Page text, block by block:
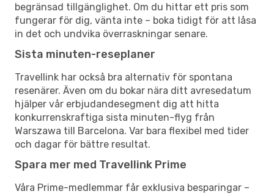
begränsad tillgänglighet. Om du hittar ett pris som
fungerar för dig, vänta inte – boka tidigt för att låsa
in det och undvika överraskningar senare.
Sista minuten-reseplaner
Travellink har också bra alternativ för spontana
resenärer. Även om du bokar nära ditt avresedatum
hjälper vår erbjudandesegment dig att hitta
konkurrenskraftiga sista minuten-flyg från
Warszawa till Barcelona. Var bara flexibel med tider
och dagar för bättre resultat.
Spara mer med Travellink Prime
Våra Prime-medlemmar får exklusiva besparingar –